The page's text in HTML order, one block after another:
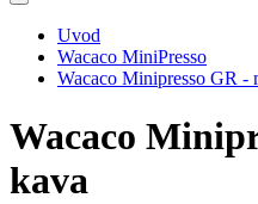
Uvod
Wacaco MiniPresso
Wacaco Minipresso GR -
Wacaco
kava